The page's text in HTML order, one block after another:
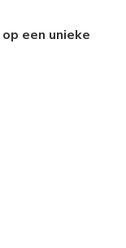
een unieke